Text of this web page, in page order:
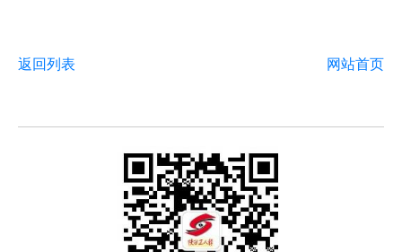
返回列表 网站首页